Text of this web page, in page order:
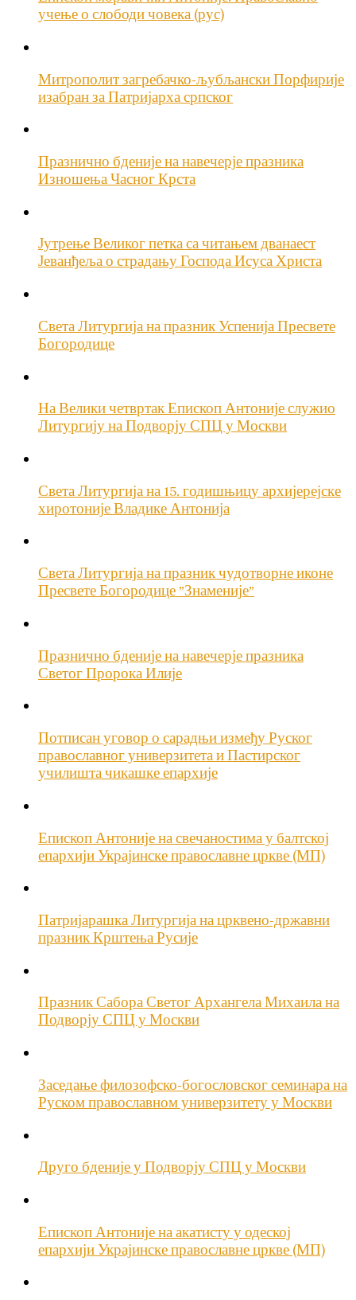
учење о слободи човека (рус)
Митрополит загребачко-љубљански Порфирије
изабран за Патријарха српског
Празнично бденије на навечерје празника
Изношења Часног Крста
Јутрење Великог петка са читањем дванаест
Јеванђеља о страдању Господа Исуса Христа
Света Литургија на празник Успенија Пресвете
Богородице
На Велики четвртак Епископ Антоније служио
Литургију на Подворју СПЦ у Москви
Света Литургија на 15. годишњицу архијерејске
хиротоније Владике Антонија
Света Литургија на празник чудотворне иконе
Пресвете Богородице ”Знаменије”
Празнично бденије на навечерје празника
Светог Пророка Илије
Потписан уговор о сарадњи између Руског
православног универзитета и Пастирског
училишта чикашке епархије
Епископ Антоније на свечаностима у балтској
епархији Украјинске православне цркве (МП)
Патријарашка Литургија на црквено-државни
празник Крштења Русије
Празник Сабора Светог Архангела Михаила на
Подворју СПЦ у Москви
Заседање филозофско-богословског семинара на
Руском православном универзитету у Москви
Друго бденије у Подворју СПЦ у Москви
Епископ Антоније на акатисту у одеској
епархији Украјинске православне цркве (МП)